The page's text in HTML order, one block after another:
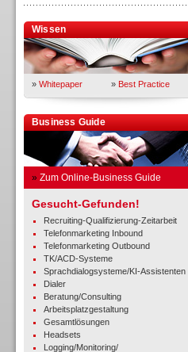
Wissen
» Whitepaper » Best Practice
Business Guide
» Zum Online-Business Guide
Gesucht-Gefunden!
Recruiting-Qualifizierung-Zeitarbeit
Telefonmarketing Inbound
Telefonmarketing Outbound
TK/ACD-Systeme
Sprachdialogsysteme/KI-Assistenten
Dialer
Beratung/Consulting
Arbeitsplatzgestaltung
Gesamtlösungen
Headsets
Logging/Monitoring/